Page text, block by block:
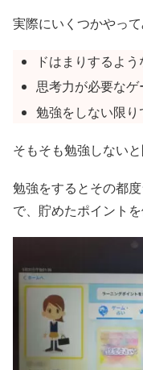
実際にいくつかやっ
ドはまりするよ
思考力が必要な
勉強をしない限り
そもそも勉強しない
勉強をするとその都
で、貯めたポイント